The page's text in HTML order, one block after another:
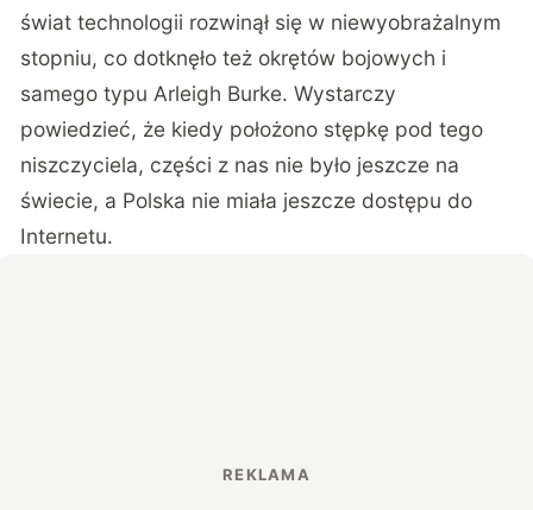
świat technologii rozwinął się w niewyobrażalnym
stopniu, co dotknęło też okrętów bojowych i
samego typu Arleigh Burke. Wystarczy
powiedzieć, że kiedy położono stępkę pod tego
niszczyciela, części z nas nie było jeszcze na
świecie, a Polska nie miała jeszcze dostępu do
Internetu.